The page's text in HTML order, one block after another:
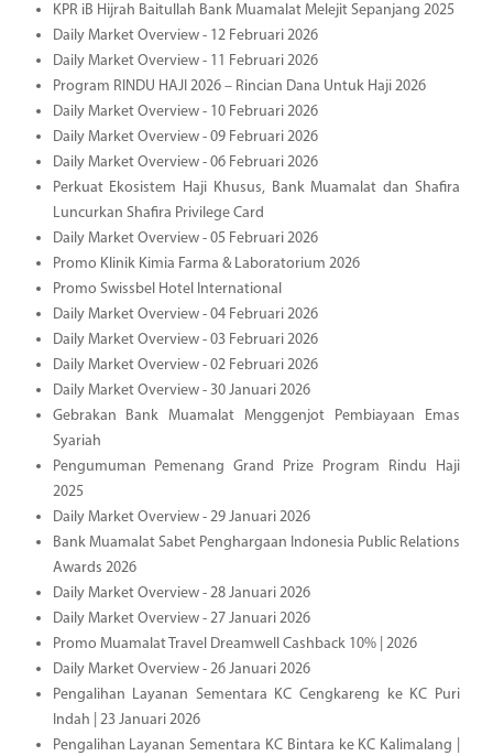
KPR iB Hijrah Baitullah Bank Muamalat Melejit Sepanjang 2025
Daily Market Overview - 12 Februari 2026
Daily Market Overview - 11 Februari 2026
Program RINDU HAJI 2026 – Rincian Dana Untuk Haji 2026
Daily Market Overview - 10 Februari 2026
Daily Market Overview - 09 Februari 2026
Daily Market Overview - 06 Februari 2026
Perkuat Ekosistem Haji Khusus, Bank Muamalat dan Shafira
Luncurkan Shafira Privilege Card
Daily Market Overview - 05 Februari 2026
Promo Klinik Kimia Farma & Laboratorium 2026
Promo Swissbel Hotel International
Daily Market Overview - 04 Februari 2026
Daily Market Overview - 03 Februari 2026
Daily Market Overview - 02 Februari 2026
Daily Market Overview - 30 Januari 2026
Gebrakan Bank Muamalat Menggenjot Pembiayaan Emas
Syariah
Pengumuman Pemenang Grand Prize Program Rindu Haji
2025
Daily Market Overview - 29 Januari 2026
Bank Muamalat Sabet Penghargaan Indonesia Public Relations
Awards 2026
Daily Market Overview - 28 Januari 2026
Daily Market Overview - 27 Januari 2026
Promo Muamalat Travel Dreamwell Cashback 10% | 2026
Daily Market Overview - 26 Januari 2026
Pengalihan Layanan Sementara KC Cengkareng ke KC Puri
Indah | 23 Januari 2026
Pengalihan Layanan Sementara KC Bintara ke KC Kalimalang |